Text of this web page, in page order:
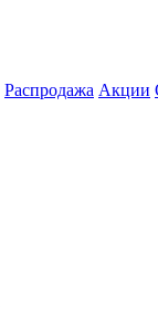
Распродажа Акции